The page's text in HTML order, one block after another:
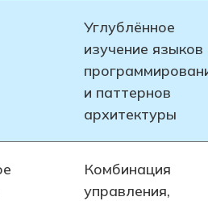
Углублённое
изучение языков
и паттернов
архитектуры
Комбинация
управления,